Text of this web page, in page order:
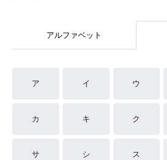
アルファベット
ア イ ウ
カ キ ク
サ シ ス